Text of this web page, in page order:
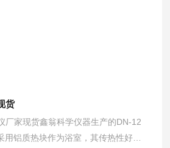
货
厂家现货鑫翁科学仪器生产的DN-12
铝质热块作为浴室，其传热性好，